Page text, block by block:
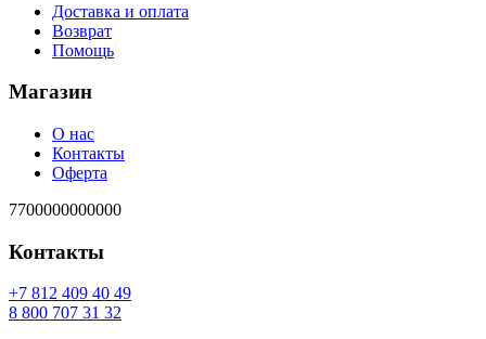
Доставка и оплата
Возврат
Помощь
Магазин
О нас
Контакты
Оферта
7700000000000
Контакты
94 04 904 218 7+
23 13 707 008 8